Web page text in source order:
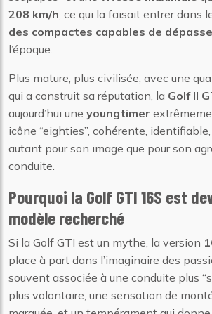
208 km/h, ce qui la faisait entrer dans
des compactes capables de
l’époque.
Plus mature, plus civilisée, avec une
qui a construit sa réputation, la Golf II
aujourd’hui une youngtimer
icône “eighties”, cohérente,
autant pour son image que pour son
conduite.
Pourquoi la Golf GTI 16S est
modèle recherché
Si la Golf GTI est un mythe, la version
place à part dans l’imaginaire des
souvent associée à une conduite plus
plus volontaire, une sensation de